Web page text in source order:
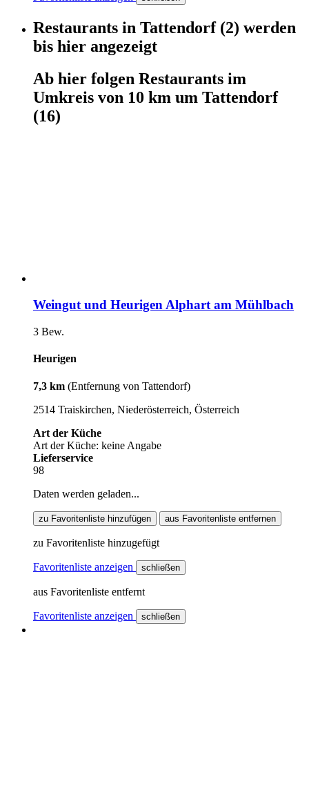
Restaurants in Tattendorf (2) werden
bis hier angezeigt
Ab hier folgen Restaurants im
Umkreis von 10 km um Tattendorf
(16)
Weingut und Heurigen Alphart am Mühlbach
3 Bew.
Heurigen
7,3 km (Entfernung von Tattendorf)
2514 Traiskirchen, Niederösterreich, Österreich
Art der Küche
Art der Küche: keine Angabe
Lieferservice
98
Daten werden geladen...
zu Favoritenliste hinzufügen aus Favoritenliste entfernen
zu Favoritenliste hinzugefügt
Favoritenliste anzeigen schließen
aus Favoritenliste entfernt
Favoritenliste anzeigen schließen